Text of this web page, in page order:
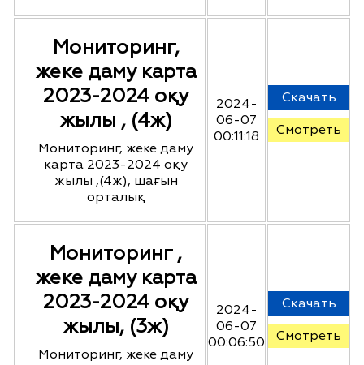
Мониторинг,
жеке даму карта
2023-2024 оқу
жылы , (4ж)
Мониторинг, жеке даму
карта 2023-2024 оқу
жылы ,(4ж), шағын
орталық
2024-
06-07
00:11:18
Скачать
Смотреть
Мониторинг ,
жеке даму карта
2023-2024 оқу
жылы, (3ж)
Мониторинг, жеке даму
2024-
06-07
00:06:50
Скачать
Смотреть